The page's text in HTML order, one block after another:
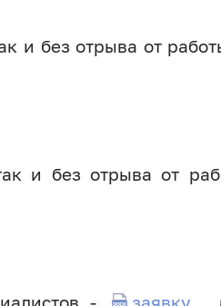
и без отрыва от
и без отрыва от
-
заявку,